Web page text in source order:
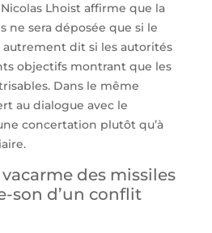
Lhoist affirme que la
ne sera déposée que si le
autrement dit si les autorités
objectifs montrant que les
Dans le même
au dialogue avec le
concertation plutôt qu’à
des missiles
son d’un conflit